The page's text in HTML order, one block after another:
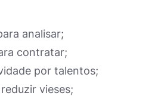
analisar;
contratar;
por talentos;
vieses;